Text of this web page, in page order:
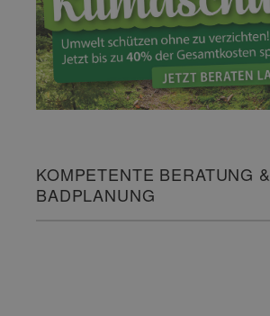
KOMPETENTE BERATUNG &
BADPLANUNG